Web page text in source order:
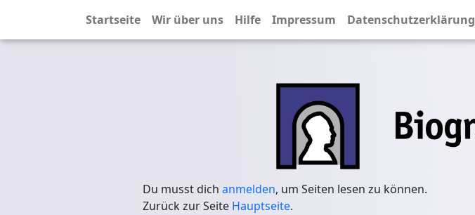
Startseite Wir über uns Hilfe Impressum Datenschutzerklärung
Du musst dich anmelden, um Seiten lesen zu können.
Zurück zur Seite Hauptseite.